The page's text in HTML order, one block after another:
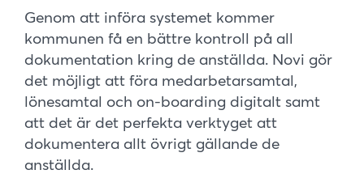
Genom att införa systemet kommer
kommunen få en bättre kontroll på all
dokumentation kring de anställda. Novi gör
det möjligt att föra medarbetarsamtal,
lönesamtal och on-boarding digitalt samt
att det är det perfekta verktyget att
dokumentera allt övrigt gällande de
anställda.